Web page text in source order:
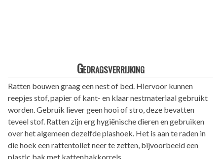
Gedragsverrijking
Ratten bouwen graag een nest of bed. Hiervoor kunnen
reepjes stof, papier of kant- en klaar nestmateriaal gebruikt
worden. Gebruik liever geen hooi of stro, deze bevatten
teveel stof. Ratten zijn erg hygiënische dieren en gebruiken
over het algemeen dezelfde plashoek. Het is aan te raden in
die hoek een rattentoilet neer te zetten, bijvoorbeeld een
plastic bak met kattenbakkorrels.